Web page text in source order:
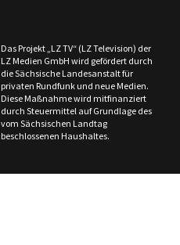
Das Projekt „LZ TV“ (LZ Television) der
LZ Medien GmbH wird gefördert durch
die Sächsische Landesanstalt für
privaten Rundfunk und neue Medien.
Diese Maßnahme wird mitfinanziert
durch Steuermittel auf Grundlage des
vom Sächsischen Landtag
beschlossenen Haushaltes.